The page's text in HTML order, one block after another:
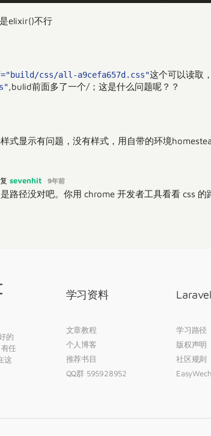
elixir()不行
css/all-a9cefa657d.css"这个可以读取
,bulid前面多了一个/；这是什么问题呢？？
式显示有问题，没有样式，用自带的环境
sevenhit 9年前
路径没对吧。你用 chrome 开发者工具看看 css 的
的
任
这
学习资料
文章教程
个人博客
推荐书目
QQ群 595928952
学习路径
版权声明
社区规则